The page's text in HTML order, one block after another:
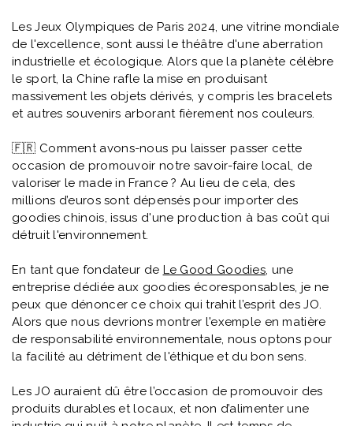
Éventail en bois naturel
23cm Marjane
à partir de1,9 €
à partir dePrix
promotionnel
3,20 €
Carnet A5 160 pages en
carton recyclé Lucien
à partir de2,1 €
à partir de Prix
2,70 €
Les Jeux Olympiques de Paris 2024, une vitrine mondiale
de l'excellence, sont aussi le théâtre d'une aberration
industrielle et écologique. Alors que la planète célèbre
le sport, la Chine rafle la mise en produisant
massivement les objets dérivés, y compris les bracelets
et autres souvenirs arborant fièrement nos couleurs.
🇫🇷 Comment avons-nous pu laisser passer cette
occasion de promouvoir notre savoir-faire local, de
valoriser le made in France ? Au lieu de cela, des
millions d’euros sont dépensés pour importer des
goodies chinois, issus d'une production à bas coût qui
détruit l'environnement.
En tant que fondateur de Le Good Goodies, une
entreprise dédiée aux goodies écoresponsables, je ne
peux que dénoncer ce choix qui trahit l’esprit des JO.
Alors que nous devrions montrer l'exemple en matière
de responsabilité environnementale, nous optons pour
la facilité au détriment de l'éthique et du bon sens.
Les JO auraient dû être l’occasion de promouvoir des
produits durables et locaux, et non d’alimenter une